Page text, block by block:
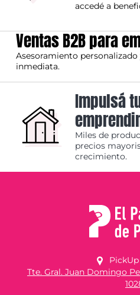
accedé a
Ventas B2B para
Asesoramiento
inmediata.
Impulsá
Miles de
precios
crecimiento.
PickUp
Tte. Gral. Juan Domingo